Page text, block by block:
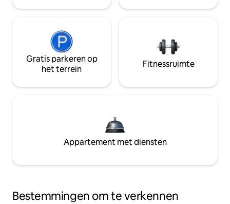
Gratis parkeren op
het terrein
Fitnessruimte
Appartement met diensten
Bestemmingen om te verkennen